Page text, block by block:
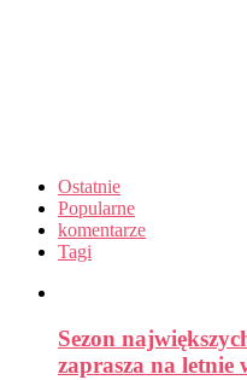
Ostatnie
Popularne
komentarze
Tagi
Sezon
zaprasza na letnie